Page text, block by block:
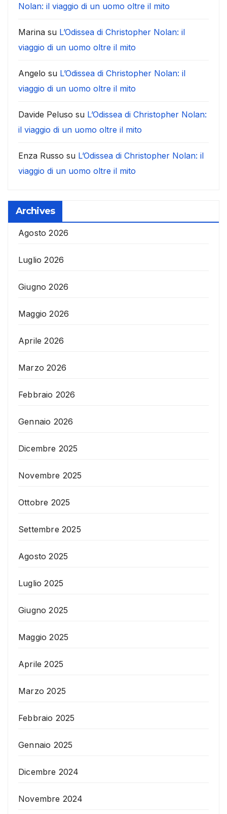
Nolan: il viaggio di un uomo oltre il mito
Marina su L’Odissea di Christopher Nolan: il
viaggio di un uomo oltre il mito
Angelo su L’Odissea di Christopher Nolan: il
viaggio di un uomo oltre il mito
Davide Peluso su L’Odissea di Christopher Nolan:
il viaggio di un uomo oltre il mito
Enza Russo su L’Odissea di Christopher Nolan: il
viaggio di un uomo oltre il mito
Archives
Agosto 2026
Luglio 2026
Giugno 2026
Maggio 2026
Aprile 2026
Marzo 2026
Febbraio 2026
Gennaio 2026
Dicembre 2025
Novembre 2025
Ottobre 2025
Settembre 2025
Agosto 2025
Luglio 2025
Giugno 2025
Maggio 2025
Aprile 2025
Marzo 2025
Febbraio 2025
Gennaio 2025
Dicembre 2024
Novembre 2024